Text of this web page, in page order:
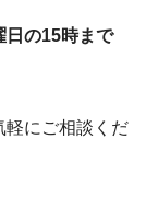
日の15時まで
軽にご相談くだ